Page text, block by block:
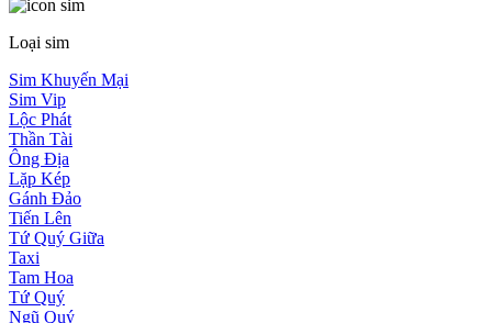
Loại sim
Sim Khuyến Mại
Sim Vip
Lộc Phát
Thần Tài
Ông Địa
Lặp Kép
Gánh Đảo
Tiến Lên
Tứ Quý Giữa
Taxi
Tam Hoa
Tứ Quý
Ngũ Quý